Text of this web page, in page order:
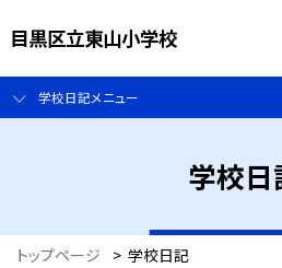
目黒区立東山小学校
学校日記メニュー
学校日
トップページ > 学校日記